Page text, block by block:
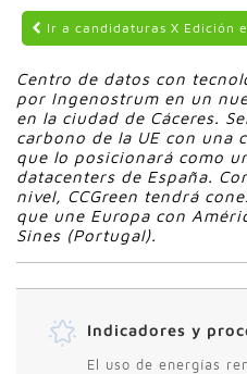
Ir a candidaturas X Edición
Centro de datos con
por Ingenostrum en un
en la ciudad de Cáceres.
carbono de la UE con una
que lo posicionará como
datacenters de España.
nivel, CCGreen tendrá
que une Europa con
Sines (Portugal).
Indicadores y
El uso de energías